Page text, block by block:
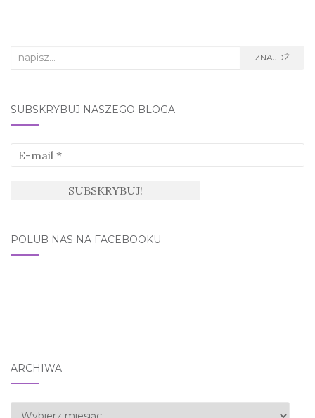
Search
ZNAJDŹ
SUBSKRYBUJ NASZEGO BLOGA
POLUB NAS NA FACEBOOKU
ARCHIWA
Archiwa